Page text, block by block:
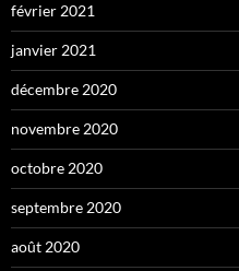
février 2021
janvier 2021
décembre 2020
novembre 2020
octobre 2020
septembre 2020
août 2020